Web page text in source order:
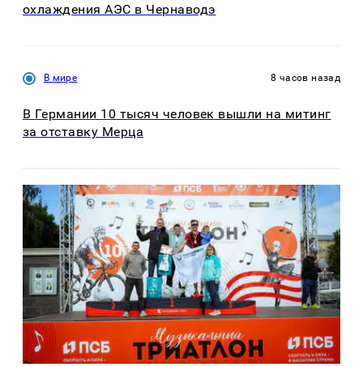
охлаждения АЭС в Чернаводэ
В мире 8 часов назад
В Германии 10 тысяч человек вышли на митинг
за отставку Мерца